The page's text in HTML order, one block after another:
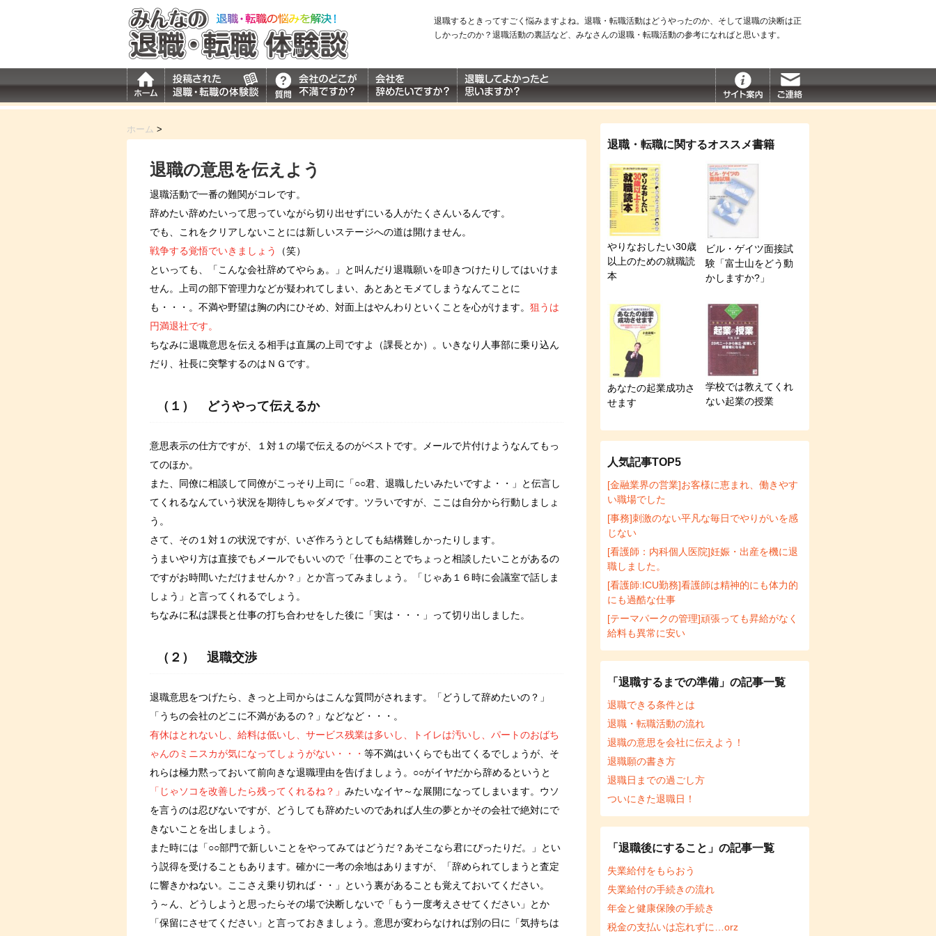
退職するときってすごく悩みますよね。退職・転職活動はどうやったのか、そして退職の決断は正
しかったのか？退職活動の裏話など、みなさんの退職・転職活動の参考になればと思います。
ホーム >
退職の意思を伝えよう
退職活動で一番の難関がコレです。
辞めたい辞めたいって思っていながら切り出せずにいる人がたくさんいるんです。
でも、これをクリアしないことには新しいステージへの道は開けません。
戦争する覚悟でいきましょう
（笑）
といっても、「こんな会社辞めてやらぁ。」と叫んだり退職願いを叩きつけたりしてはいけま
せん。上司の部下管理力などが疑われてしまい、あとあとモメてしまうなんてことに
も・・・。不満や野望は胸の内にひそめ、対面上はやんわりといくことを心がけます。 狙うは
円満退社です。
ちなみに退職意思を伝える相手は直属の上司ですよ（課長とか）。いきなり人事部に乗り込ん
だり、社長に突撃するのはＮＧです。
（１） どうやって伝えるか
意思表示の仕方ですが、１対１の場で伝えるのがベストです。メールで片付けようなんてもっ
てのほか。
また、同僚に相談して同僚がこっそり上司に「○○君、退職したいみたいですよ・・」と伝言し
てくれるなんていう状況を期待しちゃダメです。ツラいですが、ここは自分から行動しましょ
う。
さて、その１対１の状況ですが、いざ作ろうとしても結構難しかったりします。
うまいやり方は直接でもメールでもいいので「仕事のことでちょっと相談したいことがあるの
ですがお時間いただけませんか？」とか言ってみましょう。「じゃあ１６時に会議室で話しま
しょう」と言ってくれるでしょう。
ちなみに私は課長と仕事の打ち合わせをした後に「実は・・・」って切り出しました。
（２） 退職交渉
退職意思をつげたら、きっと上司からはこんな質問がされます。「どうして辞めたいの？」
「うちの会社のどこに不満があるの？」などなど・・・。
有休はとれないし、給料は低いし、サービス残業は多いし、トイレは汚いし、パートのおばち
ゃんのミニスカが気になってしょうがない・・・ 等不満はいくらでも出てくるでしょうが、そ
れらは極力黙っておいて前向きな退職理由を告げましょう。○○がイヤだから辞めるというと
「じゃソコを改善したら残ってくれるね？」 みたいなイヤ～な展開になってしまいます。ウソ
を言うのは忍びないですが、どうしても辞めたいのであれば人生の夢とかその会社で絶対にで
きないことを出しましょう。
また時には「○○部門で新しいことをやってみてはどうだ？あそこなら君にぴったりだ。」とい
う説得を受けることもあります。確かに一考の余地はありますが、「辞められてしまうと査定
に響きかねない。ここさえ乗り切れば・・」という裏があることも覚えておいてください。
う～ん、どうしようと思ったらその場で決断しないで「もう一度考えさせてください」とか
「保留にさせてください」と言っておきましょう。意思が変わらなければ別の日に「気持ちは
退職・転職に関するオススメ書籍
やりなおしたい30歳
以上のための就職読
本
ビル・ゲイツ面接試
験「富士山をどう動
かしますか?」
あなたの起業成功さ
せます
学校では教えてくれ
ない起業の授業
人気記事TOP5
[金融業界の営業]お客様に恵まれ、働きやす
い職場でした
[事務]刺激のない平凡な毎日でやりがいを感
じない
[看護師：内科個人医院]妊娠・出産を機に退
職しました。
[看護師:ICU勤務]看護師は精神的にも体力的
にも過酷な仕事
[テーマパークの管理]頑張っても昇給がなく
給料も異常に安い
「退職するまでの準備」の記事一覧
退職できる条件とは
退職・転職活動の流れ
退職の意思を会社に伝えよう！
退職願の書き方
退職日までの過ごし方
ついにきた退職日！
「退職後にすること」の記事一覧
失業給付をもらおう
失業給付の手続きの流れ
年金と健康保険の手続き
税金の支払いは忘れずに…orz